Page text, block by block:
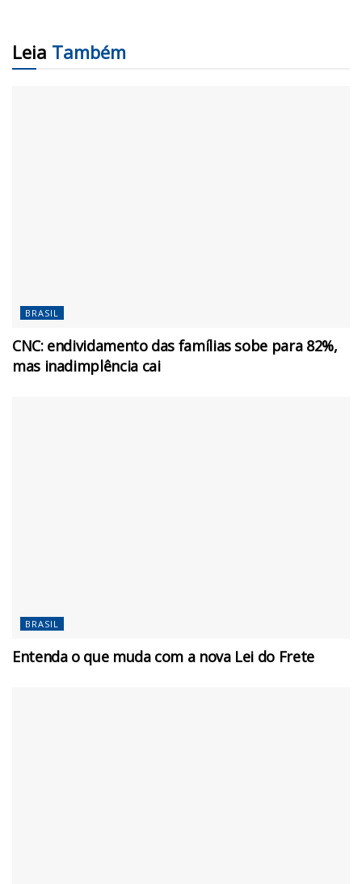
Leia Também
BRASIL
CNC: endividamento das famílias sobe para 82%,
mas inadimplência cai
BRASIL
Entenda o que muda com a nova Lei do Frete